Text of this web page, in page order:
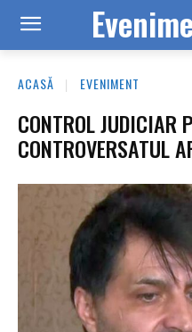
ACASĂ EVENIMENT
CONTROL JUDICIAR
CONTROVERSATUL